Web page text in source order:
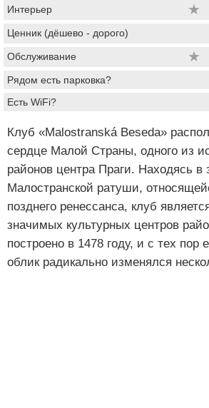
Интерьер ★
Ценник (дёшево - дорого)
Обслуживание ★
Рядом есть парковка?
Есть WiFi?
Клуб «Malostranská Beseda»
сердце Малой Страны, одного из
районов центра Праги. Находясь в
Малостранской ратуши,
позднего ренессанса, клуб
значимых культурных центров
построено в 1478 году, и с тех пор
облик радикально изменялся